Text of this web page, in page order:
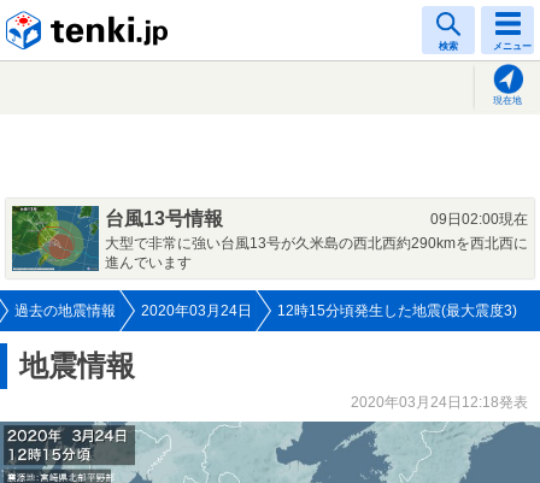
検索 メニュー
現在地
台風13号情報
09日02:00現在
大型で非常に強い台風13号が久米島の西北西約290kmを西北西に
進んでいます
過去の地震情報 2020年03月24日 12時15分頃発生した地震(最大震度3)
地震情報
2020年03月24日12:18発表